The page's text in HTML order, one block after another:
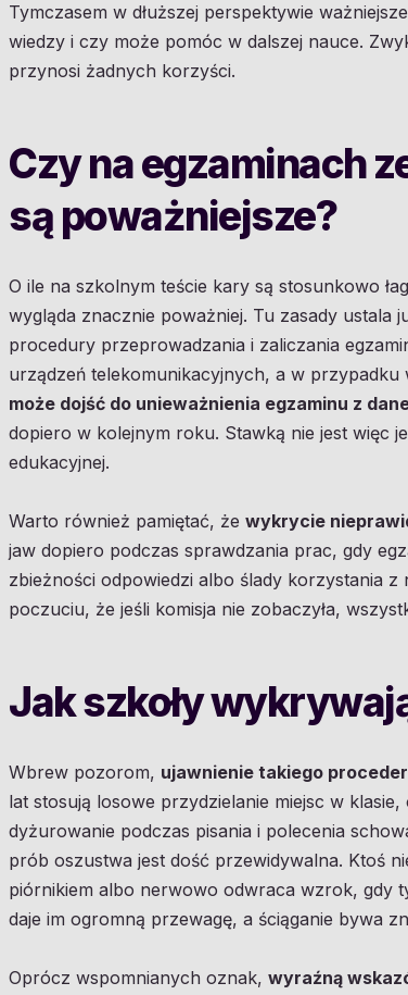
Tymczasem w dłuższej perspektywie
wiedzy i czy może pomóc w dalszej nauce.
przynosi żadnych korzyści.
Czy na egzaminach
są poważniejsze?
O ile na szkolnym teście kary są stosunkowo
wygląda znacznie poważniej. Tu zasady ustala
procedury przeprowadzania i zaliczania
urządzeń telekomunikacyjnych, a w
może dojść do unieważnienia egzaminu z
dopiero w kolejnym roku. Stawką nie jest więc
edukacyjnej.
Warto również pamiętać, że wykrycie
jaw dopiero podczas sprawdzania prac, gdy
zbieżności odpowiedzi albo ślady korzystania z
poczuciu, że jeśli komisja nie zobaczyła,
Jak szkoły
Wbrew pozorom, ujawnienie takiego
lat stosują losowe przydzielanie miejsc w
dyżurowanie podczas pisania i polecenia
prób oszustwa jest dość przewidywalna. Ktoś
piórnikiem albo nerwowo odwraca wzrok, gdy
daje im ogromną przewagę, a ściąganie bywa
Oprócz wspomnianych oznak, wyraźną